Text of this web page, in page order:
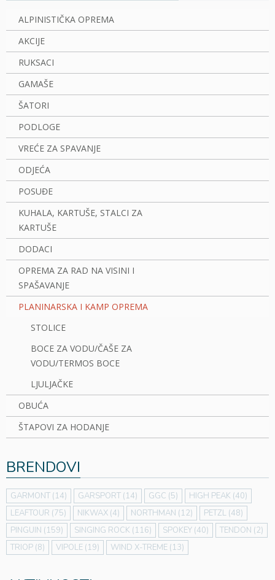
ALPINISTIČKA OPREMA
AKCIJE
RUKSACI
GAMAŠE
ŠATORI
PODLOGE
VREĆE ZA SPAVANJE
ODJEĆA
POSUĐE
KUHALA, KARTUŠE, STALCI ZA
KARTUŠE
DODACI
OPREMA ZA RAD NA VISINI I
SPAŠAVANJE
PLANINARSKA I KAMP OPREMA
STOLICE
BOCE ZA VODU/ČAŠE ZA
VODU/TERMOS BOCE
LJULJAČKE
OBUĆA
ŠTAPOVI ZA HODANJE
BRENDOVI
GARMONT (14) GARSPORT (14) GGC (5) HIGH PEAK (40)
LEAFTOUR (75) NIKWAX (4) NORTHMAN (12) PETZL (48)
PINGUIN (159) SINGING ROCK (116) SPOKEY (40) TENDON (2)
TRIOP (8) VIPOLE (19) WIND X-TREME (13)